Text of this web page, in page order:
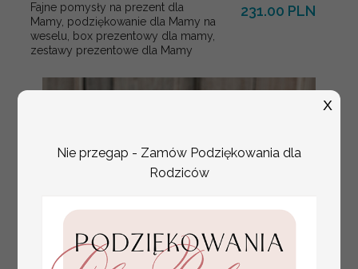
Fajne pomysły na prezent dla
Mamy, podziękowanie dla Mamy na
weselu, box prezentowy dla mamy,
zestawy prezentowe dla Mamy
231.00 PLN
Nie przegap - Zamów Podziękowania dla
Rodziców
X